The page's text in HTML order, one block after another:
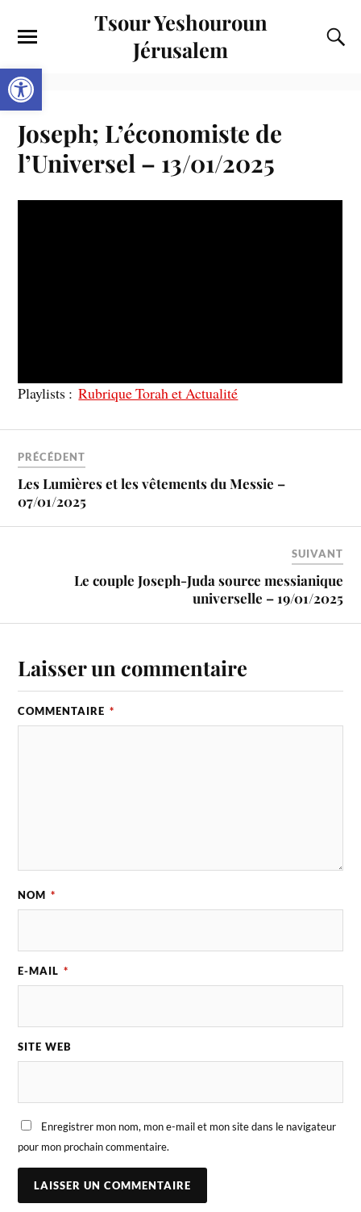
Ouvrir la barre d’outils
Tsour Yeshouroun
Jérusalem
Joseph; L’économiste de
l’Universel – 13/01/2025
Playlists : Rubrique Torah et Actualité
PRÉCÉDENT
Les Lumières et les vêtements du Messie –
07/01/2025
SUIVANT
Le couple Joseph-Juda source messianique
universelle – 19/01/2025
Laisser un commentaire
COMMENTAIRE *
NOM *
E-MAIL *
SITE WEB
Enregistrer mon nom, mon e-mail et mon site dans le navigateur
pour mon prochain commentaire.